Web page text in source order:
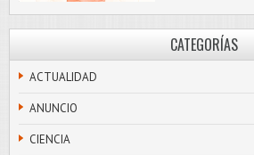
CATEGORÍAS
ACTUALIDAD
ANUNCIO
CIENCIA